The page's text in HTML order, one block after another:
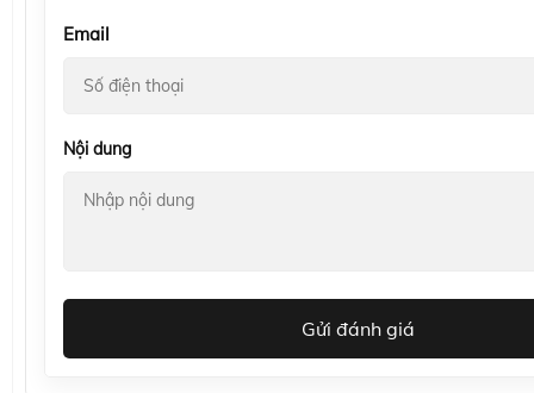
Email
Nội dung
Gửi đánh giá